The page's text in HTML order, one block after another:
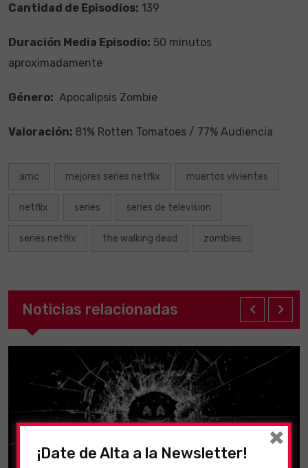
Cantidad de Episodios: 139
Duración Media Episodio: 50 minutos
aproximadamente
Género: Apocalipsis Zombie
Valoración: 81% Rotten Tomatoes / 77% Audiencia
amc mejores series netflix muertos vivientes
netflix series series de television
series netflix the walking dead zombies
Noticias relacionadas
¡Date de Alta a la Newsletter!
×